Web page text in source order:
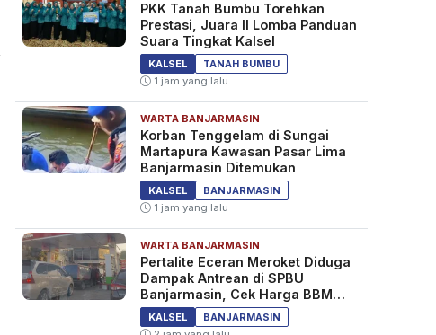
PKK Tanah Bumbu Torehkan
Prestasi, Juara II Lomba Panduan
Suara Tingkat Kalsel
KALSEL
TANAH BUMBU
1 jam yang lalu
WARTA BANJARMASIN
Korban Tenggelam di Sungai
Martapura Kawasan Pasar Lima
Banjarmasin Ditemukan
KALSEL
BANJARMASIN
1 jam yang lalu
WARTA BANJARMASIN
Pertalite Eceran Meroket Diduga
Dampak Antrean di SPBU
Banjarmasin, Cek Harga BBM
Kalselteng
KALSEL
BANJARMASIN